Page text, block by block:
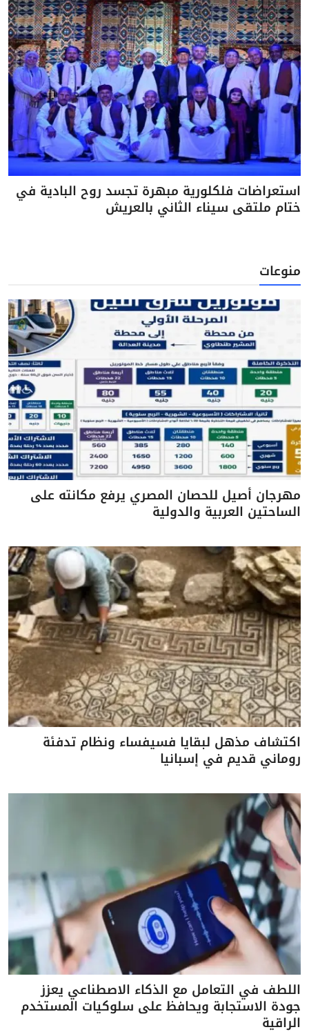
استعراضات فلكلورية مبهرة تجسد روح البادية في
ختام ملتقى سيناء الثاني بالعريش
منوعات
مهرجان أصيل للحصان المصري يرفع مكانته على
الساحتين العربية والدولية
اكتشاف مذهل لبقايا فسيفساء ونظام تدفئة
روماني قديم في إسبانيا
اللطف في التعامل مع الذكاء الاصطناعي يعزز
جودة الاستجابة ويحافظ على سلوكيات المستخدم
الراقية